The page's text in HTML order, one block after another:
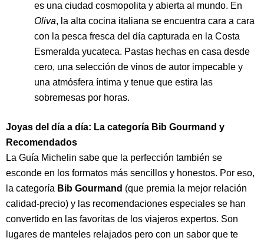
es una ciudad cosmopolita y abierta al mundo. En
Oliva, la alta cocina italiana se encuentra cara a cara
con la pesca fresca del día capturada en la Costa
Esmeralda yucateca. Pastas hechas en casa desde
cero, una selección de vinos de autor impecable y
una atmósfera íntima y tenue que estira las
sobremesas por horas.
Joyas del día a día: La categoría Bib Gourmand y
Recomendados
La Guía Michelin sabe que la perfección también se
esconde en los formatos más sencillos y honestos. Por eso,
la categoría Bib Gourmand (que premia la mejor relación
calidad-precio) y las recomendaciones especiales se han
convertido en las favoritas de los viajeros expertos. Son
lugares de manteles relajados pero con un sabor que te